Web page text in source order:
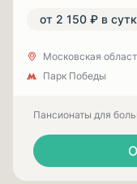
от 2 150 ₽ в
Московская
Парк Победы
Пансионаты для